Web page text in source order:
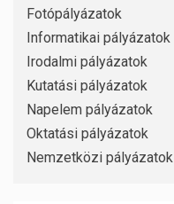
Fotópályázatok
Informatikai pályázatok
Irodalmi pályázatok
Kutatási pályázatok
Napelem pályázatok
Oktatási pályázatok
Nemzetközi pályázatok